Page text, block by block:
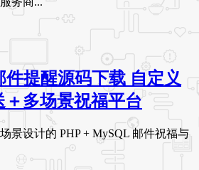
提醒源码下载 自定义
多场景祝福平台
景设计的 PHP + MySQL 邮件祝福与